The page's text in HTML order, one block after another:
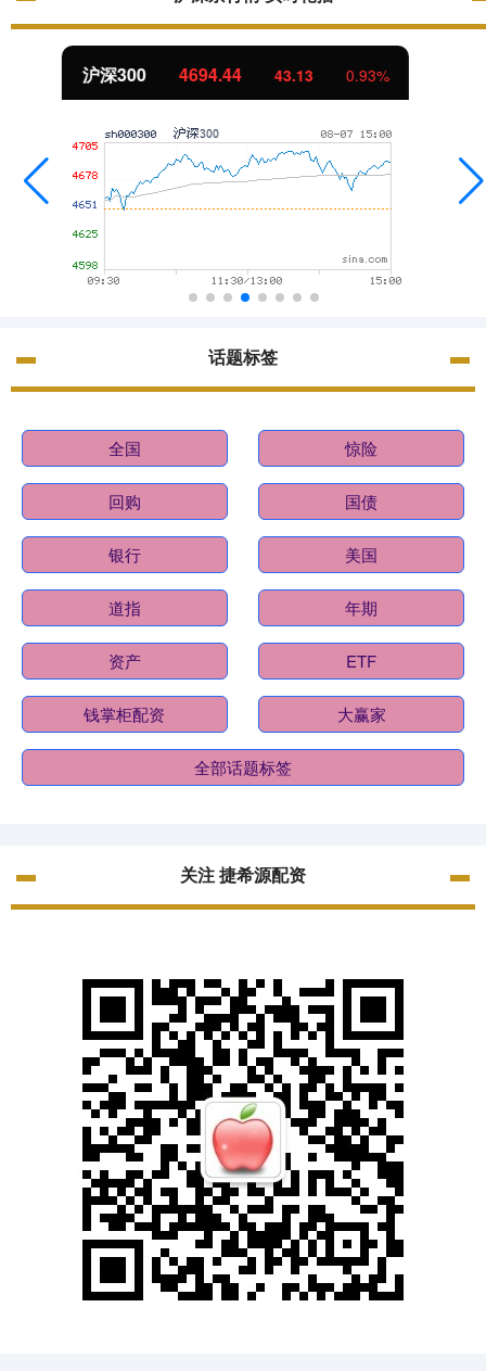
北证50 1134.24 11.37 1.01%
话题标签
全国 惊险
回购 国债
银行 美国
道指 年期
资产 ETF
钱掌柜配资 大赢家
全部话题标签
关注 捷希源配资